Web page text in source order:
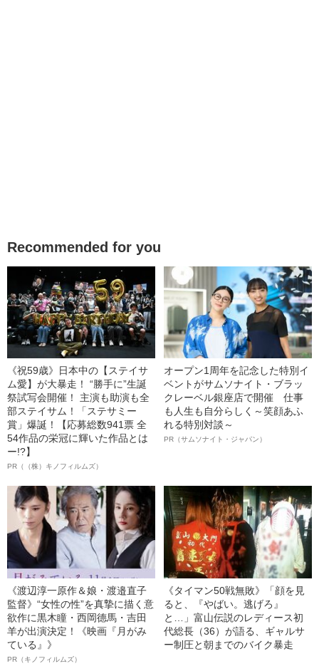
Recommended for you
《祝59歳》日本中の【ステイサ
ム愛】が大暴走！ “勝手に”生誕
祭試写会開催！ 主演も助演も全
部ステイサム！「ステサミー
賞」爆誕！【応募総数941票 全
54作品の栄冠に輝いた作品とは
ー!?】
PR（（株）キノフィルムズ）
オープン1周年を記念した特別イ
ベントがサムソナイト・ブラッ
クレーベル銀座店で開催 仕事
も人生も自分らしく～笑顔あふ
れる特別対談～
PR（サムソナイト・ジャパン）
《渡辺淳一原作＆娘・渡邉直子
監督》“女性の性”を真摯に描く意
欲作に黒木瞳・西岡德馬・吉田
羊が出演決定！《映画『月がみ
ている』》
PR（キノフィルムズ）
《タイマン50戦無敗》「顔を見
ると、『やばい。逃げろ』
と…」富山伝説のレディース初
代総長（36）が語る、ギャルサ
ー制圧と朝までのバイク暴走